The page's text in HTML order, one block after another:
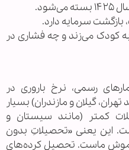
سرمایه دارد.
کودک می‌زند و چه فشاری در
رسمی، نرخ باروری در
گیلان و مازندران) بسیار
کمتر (مانند سیستان و
این یعنی «تحصیلاتِ بدون
ماست. تحصیل کرده‌های